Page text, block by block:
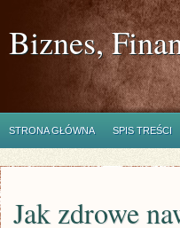
Biznes,
STRONA GŁÓWNA SPIS TREŚCI
Jak zdrowe